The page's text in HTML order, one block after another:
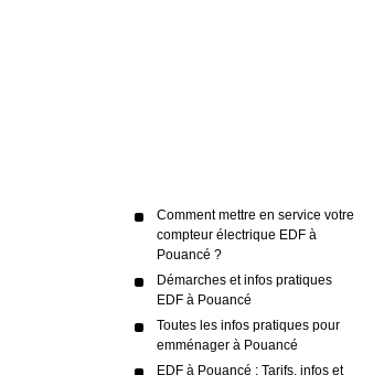
Comment mettre en service votre
compteur électrique EDF à
Pouancé ?
Démarches et infos pratiques
EDF à Pouancé
Toutes les infos pratiques pour
emménager à Pouancé
EDF à Pouancé : Tarifs, infos et